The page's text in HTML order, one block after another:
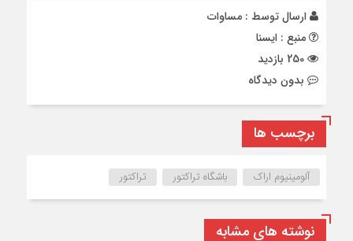
ارسال توسط : مساوات
منبع : ایسنا
بدون دیدگاه
برچسب ها
آلومینیوم اراک باشگاه تراکتور تراکتور
نوشته های مشابه